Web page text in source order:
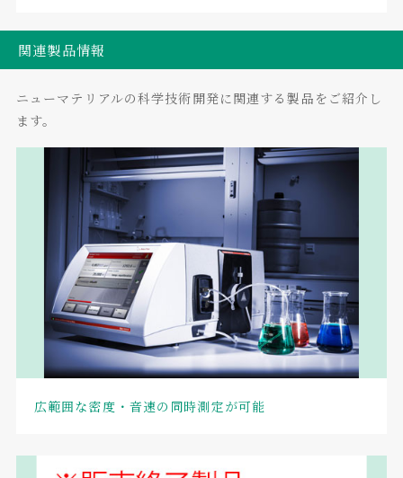
関連製品情報
ニューマテリアルの科学技術開発に関連する製品をご紹介し
ます。
広範囲な密度・音速の同時測定が可能